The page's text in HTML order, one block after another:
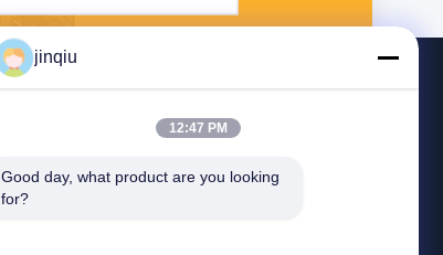
jinqiu
12:47 PM
Good day, what product are you looking
for?